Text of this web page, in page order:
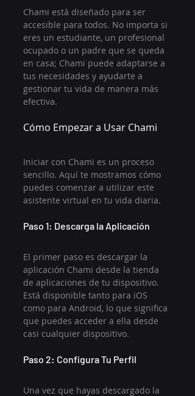
Chami está diseñado para ser
accesible para todos. No importa si
eres un estudiante, un profesional
ocupado o un padre que se queda
en casa; Chami puede adaptarse a
tus necesidades y ayudarte a
gestionar tu vida de manera más
efectiva.
Cómo Empezar a Usar Chami
Iniciar con Chami es un proceso
sencillo. Aquí te mostramos cómo
puedes comenzar a utilizar este
asistente virtual en tu vida diaria.
Paso 1: Descarga la Aplicación
El primer paso es descargar la
aplicación Chami desde la tienda
de aplicaciones de tu dispositivo.
Está disponible tanto para iOS
como para Android, lo que significa
que puedes acceder a ella desde
casi cualquier dispositivo.
Paso 2: Configura Tu Perfil
Una vez que hayas descargado la